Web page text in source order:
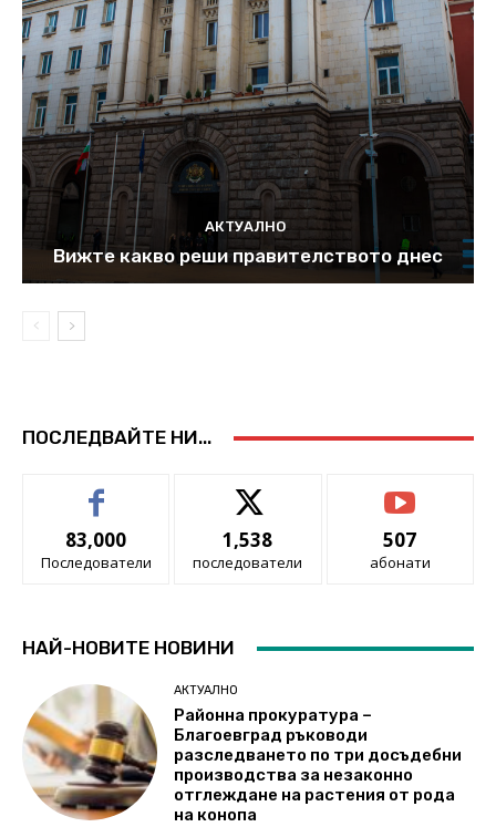
АКТУАЛНО
Вижте какво реши правителството днес
ПОСЛЕДВАЙТЕ НИ...
83,000
Последователи
1,538
последователи
507
абонати
НАЙ-НОВИТЕ НОВИНИ
АКТУАЛНО
Районна прокуратура –
Благоевград ръководи
разследването по три досъдебни
производства за незаконно
отглеждане на растения от рода
на конопа